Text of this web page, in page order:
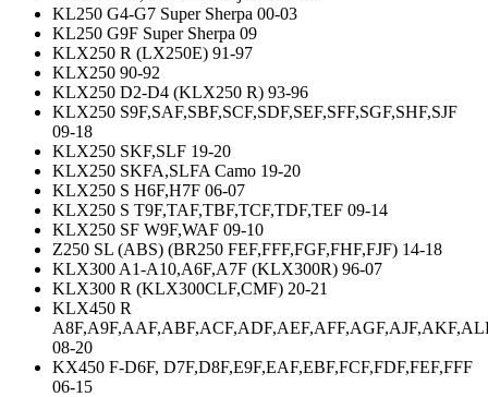
KL250 G4-G7 Super Sherpa 00-03
KL250 G9F Super Sherpa 09
KLX250 R (LX250E) 91-97
KLX250 90-92
KLX250 D2-D4 (KLX250 R) 93-96
KLX250 S9F,SAF,SBF,SCF,SDF,SEF,SFF,SGF,SHF,SJF
09-18
KLX250 SKF,SLF 19-20
KLX250 SKFA,SLFA Camo 19-20
KLX250 S H6F,H7F 06-07
KLX250 S T9F,TAF,TBF,TCF,TDF,TEF 09-14
KLX250 SF W9F,WAF 09-10
Z250 SL (ABS) (BR250 FEF,FFF,FGF,FHF,FJF) 14-18
KLX300 A1-A10,A6F,A7F (KLX300R) 96-07
KLX300 R (KLX300CLF,CMF) 20-21
KLX450 R
08-20
KX450 F-D6F, D7F,D8F,E9F,EAF,EBF,FCF,FDF,FEF,FFF
06-15